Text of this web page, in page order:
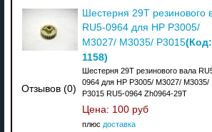
Отзывов (0)
Шестерня 29T резинового
RU5-0964 для HP P3005/
M3027/ M3035/ P3015(Код:
1158)
Шестерня 29T резинового вала
0964 для HP P3005/ M3027/ M3035/
P3015 RU5-0964 Zh0964-29T
Цена: 100 руб
плюс доставка